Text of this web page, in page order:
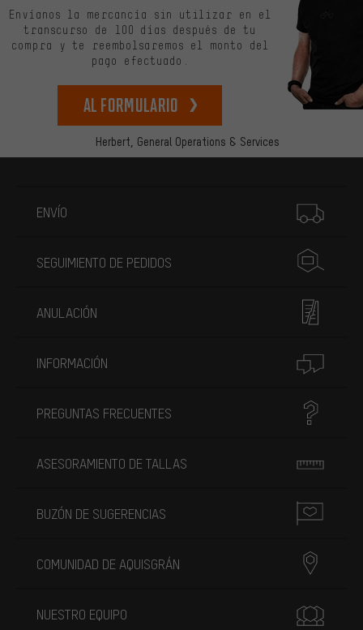
Herbert, General Operations & Services
Envíanos la mercancía sin utilizar en el
transcurso de 100 días después de tu
compra y te reembolsaremos el monto del
pago efectuado.
Al formulario
ENVÍO
SEGUIMIENTO DE PEDIDOS
ANULACIÓN
INFORMACIÓN
PREGUNTAS FRECUENTES
ASESORAMIENTO DE TALLAS
BUZÓN DE SUGERENCIAS
COMUNIDAD DE AQUISGRÁN
NUESTRO EQUIPO